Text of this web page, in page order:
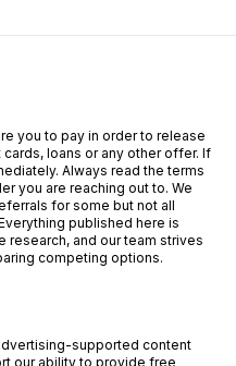
you to pay in order to release
loans or any other offer. If
Always read the terms
you are reaching out to. We
for some but not all
published here is
research, and our team strives
competing options.
supported content
our ability to provide free